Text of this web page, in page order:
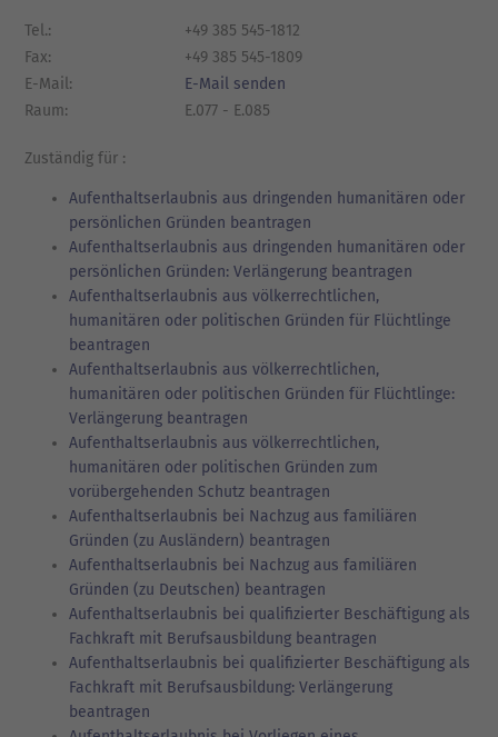
Tel.:
+49 385 545-1812
Fax:
+49 385 545-1809
E-Mail:
E-Mail senden
Raum:
E.077 - E.085
Zuständig für :
Aufenthaltserlaubnis aus dringenden humanitären oder
persönlichen Gründen beantragen
Aufenthaltserlaubnis aus dringenden humanitären oder
persönlichen Gründen: Verlängerung beantragen
Aufenthaltserlaubnis aus völkerrechtlichen,
humanitären oder politischen Gründen für Flüchtlinge
beantragen
Aufenthaltserlaubnis aus völkerrechtlichen,
humanitären oder politischen Gründen für Flüchtlinge:
Verlängerung beantragen
Aufenthaltserlaubnis aus völkerrechtlichen,
humanitären oder politischen Gründen zum
vorübergehenden Schutz beantragen
Aufenthaltserlaubnis bei Nachzug aus familiären
Gründen (zu Ausländern) beantragen
Aufenthaltserlaubnis bei Nachzug aus familiären
Gründen (zu Deutschen) beantragen
Aufenthaltserlaubnis bei qualifizierter Beschäftigung als
Fachkraft mit Berufsausbildung beantragen
Aufenthaltserlaubnis bei qualifizierter Beschäftigung als
Fachkraft mit Berufsausbildung: Verlängerung
beantragen